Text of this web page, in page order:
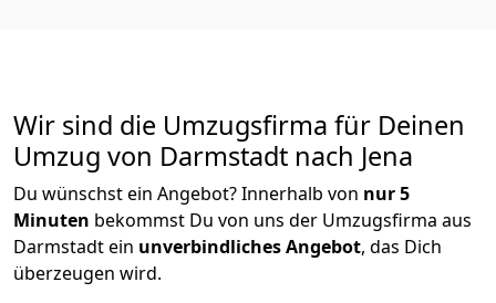
Wir sind die Umzugsfirma für Deinen
Umzug von Darmstadt nach Jena
Du wünschst ein Angebot? Innerhalb von nur 5
Minuten bekommst Du von uns der Umzugsfirma aus
Darmstadt ein unverbindliches Angebot, das Dich
überzeugen wird.